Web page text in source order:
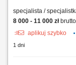
specjalista /
8 000 - 11 000 zł
aplikuj szybko
1 dni